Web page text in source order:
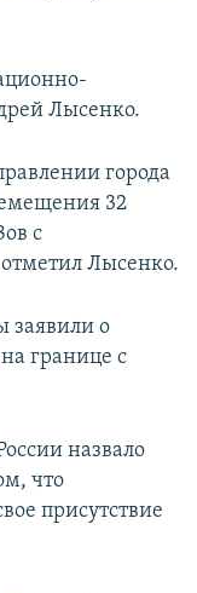
Лысенко.
города
32
с
Лысенко.
заявили о
границе с
назвало
что
присутствие